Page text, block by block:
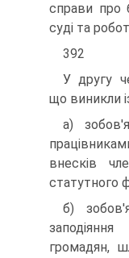
справи про
суді та
392
У другу
що виникли
а)
внесків
статутного
б)
громадян,